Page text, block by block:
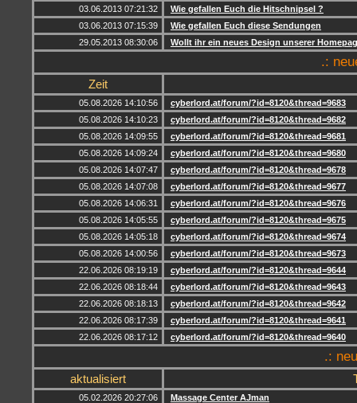
03.06.2013 07:21:32
Wie gefallen Euch die Hitschnipsel ?
03.06.2013 07:15:39
Wie gefallen Euch diese Sendungen
29.05.2013 08:30:06
Wollt ihr ein neues Design unserer
.:
Zeit
05.08.2026 14:10:56
cyberlord.at/forum/?id=8120&thread=9683
05.08.2026 14:10:23
cyberlord.at/forum/?id=8120&thread=9682
05.08.2026 14:09:55
cyberlord.at/forum/?id=8120&thread=9681
05.08.2026 14:09:24
cyberlord.at/forum/?id=8120&thread=9680
05.08.2026 14:07:47
cyberlord.at/forum/?id=8120&thread=9678
05.08.2026 14:07:08
cyberlord.at/forum/?id=8120&thread=9677
05.08.2026 14:06:31
cyberlord.at/forum/?id=8120&thread=9676
05.08.2026 14:05:55
cyberlord.at/forum/?id=8120&thread=9675
05.08.2026 14:05:18
cyberlord.at/forum/?id=8120&thread=9674
05.08.2026 14:00:56
cyberlord.at/forum/?id=8120&thread=9673
22.06.2026 08:19:19
cyberlord.at/forum/?id=8120&thread=9644
22.06.2026 08:18:44
cyberlord.at/forum/?id=8120&thread=9643
22.06.2026 08:18:13
cyberlord.at/forum/?id=8120&thread=9642
22.06.2026 08:17:39
cyberlord.at/forum/?id=8120&thread=9641
22.06.2026 08:17:12
cyberlord.at/forum/?id=8120&thread=9640
.:
aktualisiert
05.02.2026 20:27:06
Massage Center AJman